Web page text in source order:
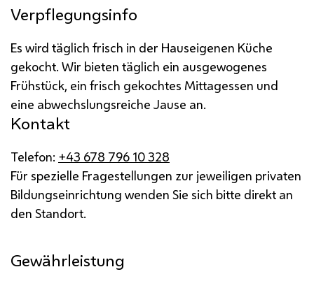
Verpflegungsinfo
Es wird täglich frisch in der Hauseigenen Küche
gekocht. Wir bieten täglich ein ausgewogenes
Frühstück, ein frisch gekochtes Mittagessen und
eine abwechslungsreiche Jause an.
Kontakt
Telefon: +43 678 796 10 328
Für spezielle Fragestellungen zur jeweiligen privaten
Bildungseinrichtung wenden Sie sich bitte direkt an
den Standort.
Gewährleistung